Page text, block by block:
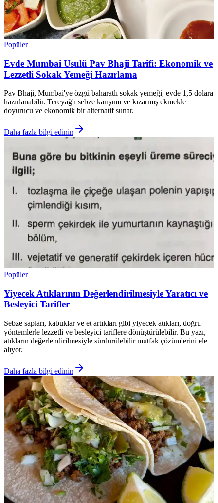
Popüler
Evde Mumbai Usulü Pav Bhaji Tarifi: Ekonomik ve
Lezzetli Sokak Yemeği Hazırlama
Pav Bhaji, Mumbai'ye özgü baharatlı sokak yemeği, evde 1,5 dolara
hazırlanabilir. Tereyağlı sebze karışımı ve kızarmış ekmekle
doyurucu ve ekonomik bir alternatif sunar.
Daha fazla bilgi edinin
Popüler
Yiyecek Atıklarının Değerlendirilmesiyle Yaratıcı ve
Besleyici Tarifler
Sebze sapları, kabuklar ve et artıkları gibi yiyecek atıkları, doğru
yöntemlerle lezzetli ve besleyici tariflere dönüştürülebilir. Bu yazı,
atıkların değerlendirilmesiyle sürdürülebilir mutfak çözümlerini ele
alıyor.
Daha fazla bilgi edinin